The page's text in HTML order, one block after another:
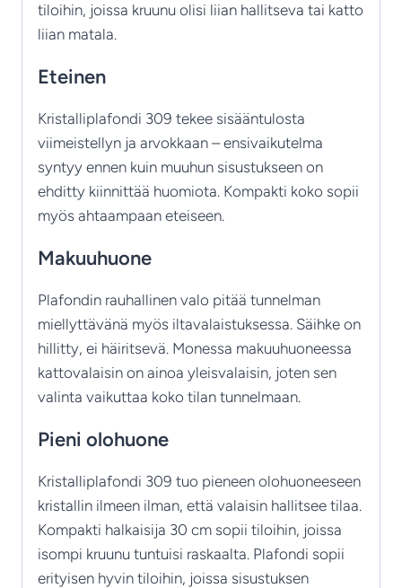
tiloihin, joissa kruunu olisi liian hallitseva tai katto
liian matala.
Eteinen
Kristalliplafondi 309 tekee sisääntulosta
viimeistellyn ja arvokkaan – ensivaikutelma
syntyy ennen kuin muuhun sisustukseen on
ehditty kiinnittää huomiota. Kompakti koko sopii
myös ahtaampaan eteiseen.
Makuuhuone
Plafondin rauhallinen valo pitää tunnelman
miellyttävänä myös iltavalaistuksessa. Säihke on
hillitty, ei häiritsevä. Monessa makuuhuoneessa
kattovalaisin on ainoa yleisvalaisin, joten sen
valinta vaikuttaa koko tilan tunnelmaan.
Pieni olohuone
Kristalliplafondi 309 tuo pieneen olohuoneeseen
kristallin ilmeen ilman, että valaisin hallitsee tilaa.
Kompakti halkaisija 30 cm sopii tiloihin, joissa
isompi kruunu tuntuisi raskaalta. Plafondi sopii
erityisen hyvin tiloihin, joissa sisustuksen